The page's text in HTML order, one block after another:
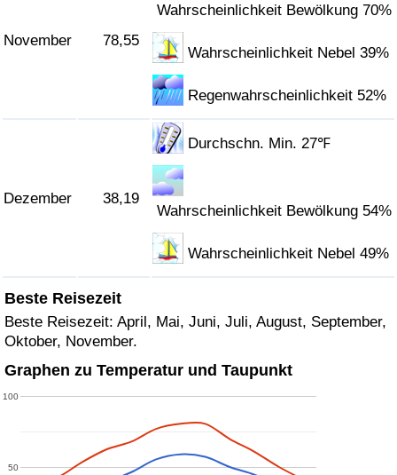
November 78,55
Wahrscheinlichkeit Bewölkung 70%
Wahrscheinlichkeit Nebel 39%
Regenwahrscheinlichkeit 52%
Dezember 38,19
Durchschn. Min. 27℉
Wahrscheinlichkeit Bewölkung 54%
Wahrscheinlichkeit Nebel 49%
Beste Reisezeit
Beste Reisezeit: April, Mai, Juni, Juli, August, September,
Oktober, November.
Graphen zu Temperatur und Taupunkt
50
100